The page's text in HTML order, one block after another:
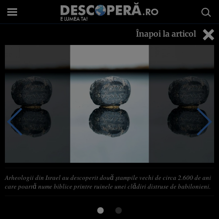
Înapoi la articol
Arheologii din Israel au descoperit două ştampile vechi de circa 2.600 de ani
care poartă nume biblice printre ruinele unei clădiri distruse de babilonieni.